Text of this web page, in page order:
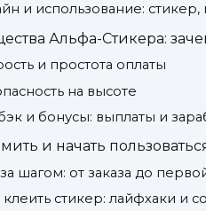
и использование:
Альфа-Стикера:
и простота оплаты
на высоте
и бонусы: выплаты и
и начать
шагом: от заказа до
клеить стикер: лайфхаки и